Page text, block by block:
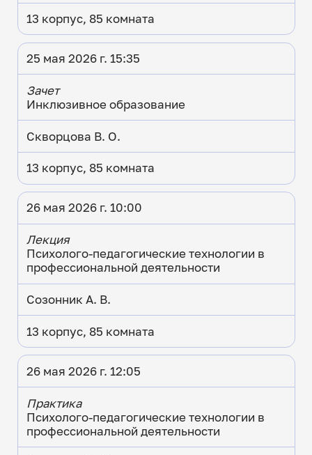
13 корпус, 85 комната
25 мая 2026 г. 15:35
Зачет
Инклюзивное образование
Скворцова В. О.
13 корпус, 85 комната
26 мая 2026 г. 10:00
Лекция
Психолого-педагогические технологии в
профессиональной деятельности
Созонник А. В.
13 корпус, 85 комната
26 мая 2026 г. 12:05
Практика
Психолого-педагогические технологии в
профессиональной деятельности